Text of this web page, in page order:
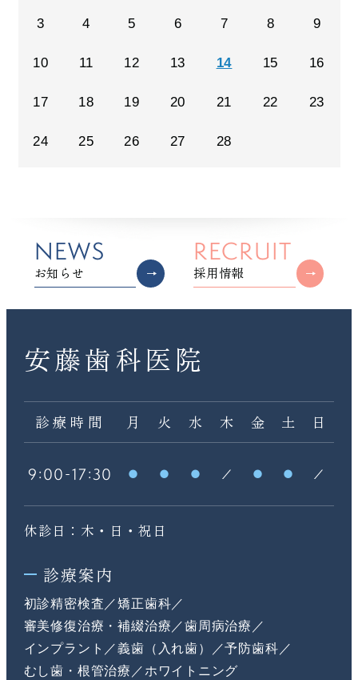
3 4 5 6 7 8 9
10 11 12 13 14 15 16
17 18 19 20 21 22 23
24 25 26 27 28
NEWS
お知らせ
RECRUIT
採用情報
安藤歯科医院
診療時間 月 火 水 木 金 土 日
9:00-17:30
休診日：木・日・祝日
診療案内
初診精密検査
矯正歯科
審美修復治療・補綴治療
歯周病治療
インプラント
義歯（入れ歯）
予防歯科
むし歯・根管治療
ホワイトニング